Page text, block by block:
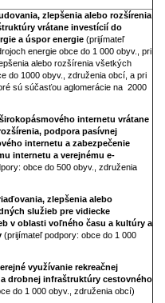
zlepšenia alebo rozšírenia
vrátane investícií do
a úspor energie (prijímateľ
energie obce do 1 000 obyv., pri
alebo rozšírenia všetkých
do 1000 obyv., združenia obcí, a pri
sú súčasťou aglomerácie na 2000
internetu vrátane
podpora pasívnej
internetu a zabezpečenie
internetu a verejnému e-
obce do 500 obyv., združenia
zlepšenia alebo
služieb pre vidiecke
v oblasti voľného času a kultúry a
(prijímateľ podpory: obce do 1 000
využívanie rekreačnej
drobnej infraštruktúry cestovného
do 1 000 obyv., združenia obcí)